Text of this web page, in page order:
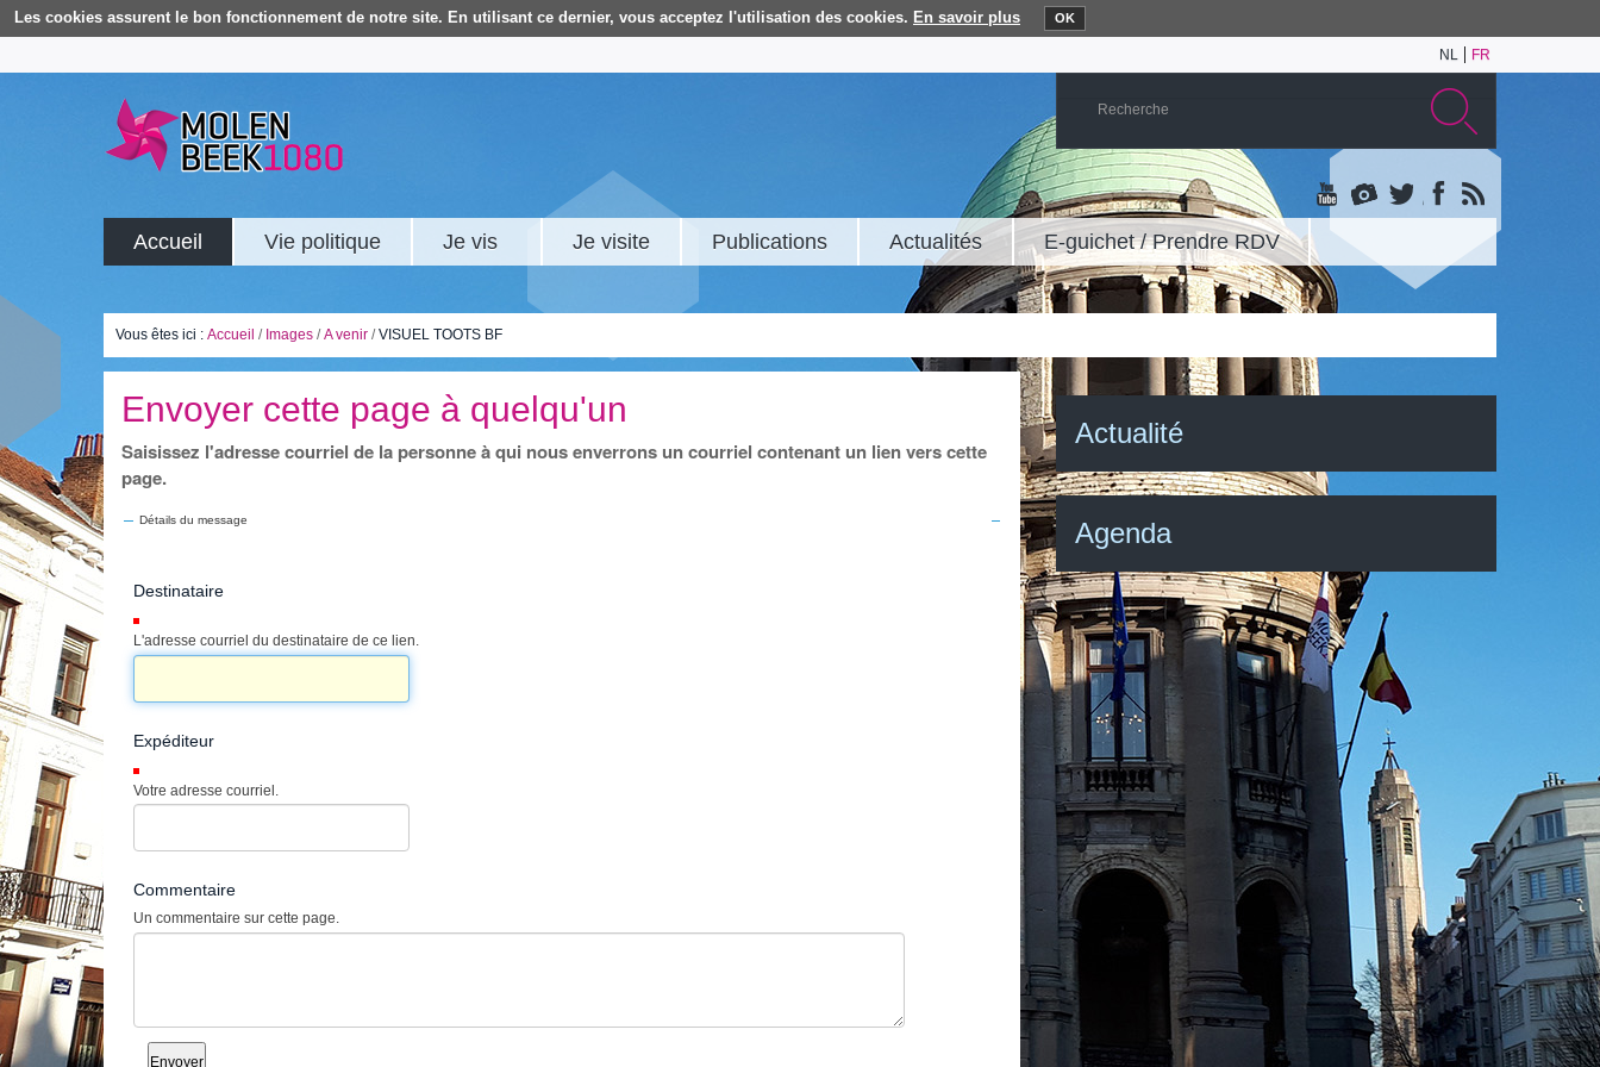
Les cookies assurent le bon fonctionnement de notre site. En utilisant ce dernier, vous acceptez l'utilisation des cookies. En savoir plus OK
NL FR
Accueil Vie politique Je vis Je visite Publications Actualités E-guichet / Prendre RDV
Vous êtes ici : Accueil / Images /A venir /VISUEL TOOTS BF
Envoyer cette page à quelqu'un
Saisissez l'adresse courriel de la personne à qui nous enverrons un courriel contenant un lien vers cette
page.
Détails du message
Destinataire
L'adresse courriel du destinataire de ce lien.
Expéditeur
Votre adresse courriel.
Commentaire
Un commentaire sur cette page.
Actualité
Agenda